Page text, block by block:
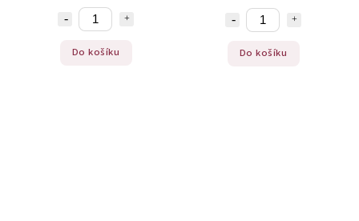
Do košíku Do košíku